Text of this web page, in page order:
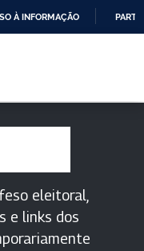
À INFORMAÇÃO
eleitoral,
e links dos